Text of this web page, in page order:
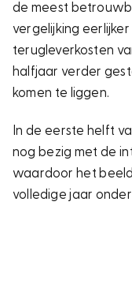
de meest
vergelijking eerlijker
terugleverkosten
halfjaar verder
komen te liggen.
In de eerste helft
nog bezig met de
waardoor het
volledige jaar